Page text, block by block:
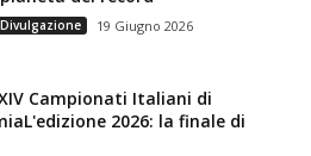
19 Giugno 2026
Campionati Italiani di
2026: la finale di